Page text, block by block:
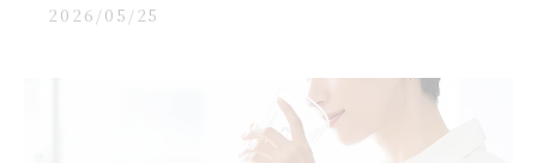
2026/05/25